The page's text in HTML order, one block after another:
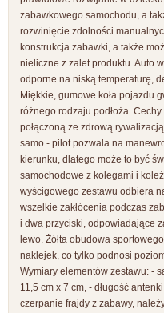
zabawkowego samochodu, a
rozwinięcie zdolności
konstrukcja zabawki, a także
nieliczne z zalet produktu. Auto
odporne na niską temperaturę,
Miękkie, gumowe koła pojazdu
różnego rodzaju podłoża.
połączoną ze zdrową
samo - pilot pozwala na
kierunku, dlatego może to być
samochodowe z kolegami i
wyścigowego zestawu odbiera
wszelkie zakłócenia podczas
i dwa przyciski, odpowiadające
lewo. Żółta obudowa
naklejek, co tylko podnosi
Wymiary elementów zestawu: -
11,5 cm x 7 cm, - długość
czerpanie frajdy z zabawy,